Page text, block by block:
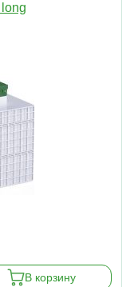
В корзину